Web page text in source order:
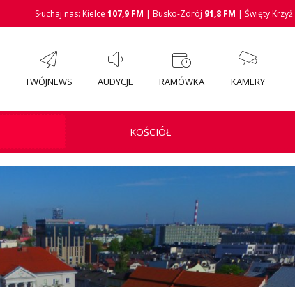
Słuchaj nas: Kielce 107,9 FM | Busko-Zdrój 91,8 FM | Święty Krzyż
TWÓJNEWS AUDYCJE RAMÓWKA KAMERY
KOŚCIÓŁ